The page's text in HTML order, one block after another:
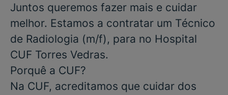
Juntos queremos fazer mais e cuidar
melhor. Estamos a contratar um Técnico
de Radiologia (m/f), para no Hospital
CUF Torres Vedras.
Porquê a CUF?
Na CUF, acreditamos que cuidar dos